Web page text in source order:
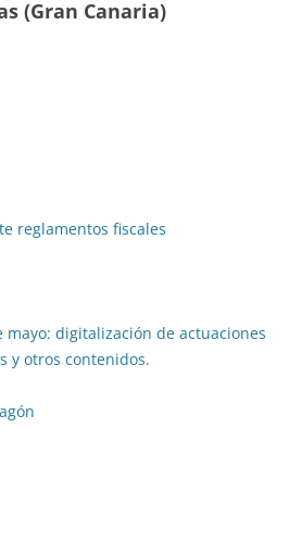
(Gran Canaria)
reglamentos fiscales
mayo: digitalización de actuaciones
y otros contenidos.